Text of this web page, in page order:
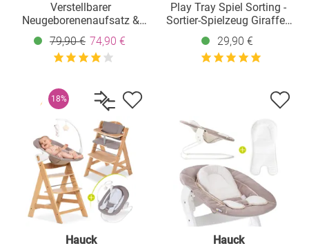
Verstellbarer
Neugeborenenaufsatz &
Wippe für Alpha & Beta
Hochstuhl - Bouncer 2in1
Deluxe - Melange Grey
79,90 € 74,90 €
Play Tray Spiel Sorting -
Sortier-Spielzeug Giraffe -
für Hochstuhl Alpha+,
Beta+ & Arketa
29,90 €
18%
Hauck
Hauck